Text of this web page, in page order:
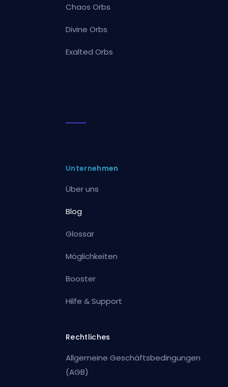
Chaos Orbs
Divine Orbs
Exalted Orbs
Unternehmen
Über uns
Blog
Glossar
Möglichkeiten
Booster
Hilfe & Support
Rechtliches
Allgemeine Geschäftsbedingungen
(AGB)